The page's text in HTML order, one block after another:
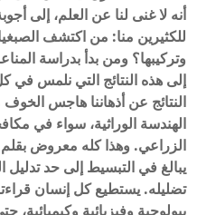
أنه لا غنى لنا عن العلم، إلى
للكثيرين منا: من اكتشف
وتركيبها؟ ومن بدأ بدراسة
إلى هذه النتائج التي نلمس في
النتائج عن أذهاننا هاجس الخوف
الهندسة الوراثية، سواء في
الزراعي. وهذا كله معروض بقلم
يبالغ في التبسيط إلى حد تدليل
تضليله. يستطيع كل إنسان
بيولوجية وفيزيائية